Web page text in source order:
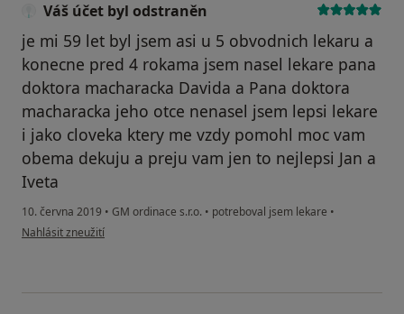
Váš účet byl odstraněn
je mi 59 let byl jsem asi u 5 obvodnich lekaru a
konecne pred 4 rokama jsem nasel lekare pana
doktora macharacka Davida a Pana doktora
macharacka jeho otce nenasel jsem lepsi lekare
i jako cloveka ktery me vzdy pomohl moc vam
obema dekuju a preju vam jen to nejlepsi Jan a
Iveta
10. června 2019 • GM ordinace s.r.o. • potreboval jsem lekare •
podle názoru uživatele Váš účet byl odstraněn
Nahlásit zneužití